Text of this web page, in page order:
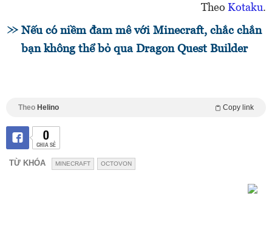
Theo Kotaku.
Nếu có niềm đam mê với Minecraft, chắc chắn
bạn không thể bỏ qua Dragon Quest Builder
Theo Helino Copy link
0
CHIA SẺ
TỪ KHÓA MINECRAFT OCTOVON